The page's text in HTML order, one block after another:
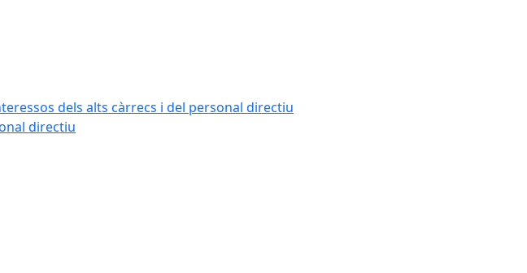
dels alts càrrecs i del personal directiu
directiu